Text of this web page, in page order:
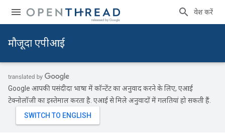
प्रवेश करें
मौजूदा एपीआई
Google आपकी पसंदीदा भाषा में कॉन्टेंट का अनुवाद करने के लिए, एआई
टेक्नोलॉजी का इस्तेमाल करता है. एआई से मिले अनुवादों में गलतियां हो सकती हैं.